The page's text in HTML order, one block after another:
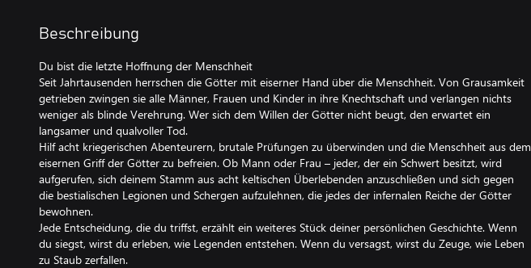
Beschreibung
Du bist die letzte Hoffnung der Menschheit
Seit Jahrtausenden herrschen die Götter mit eiserner Hand über die Menschheit. Von Grausamkeit
getrieben zwingen sie alle Männer, Frauen und Kinder in ihre Knechtschaft und verlangen nichts
weniger als blinde Verehrung. Wer sich dem Willen der Götter nicht beugt, den erwartet ein
langsamer und qualvoller Tod.
Hilf acht kriegerischen Abenteurern, brutale Prüfungen zu überwinden und die Menschheit aus dem
eisernen Griff der Götter zu befreien. Ob Mann oder Frau – jeder, der ein Schwert besitzt, wird
aufgerufen, sich deinem Stamm aus acht keltischen Überlebenden anzuschließen und sich gegen
die bestialischen Legionen und Schergen aufzulehnen, die jedes der infernalen Reiche der Götter
bewohnen.
Jede Entscheidung, die du triffst, erzählt ein weiteres Stück deiner persönlichen Geschichte. Wenn
du siegst, wirst du erleben, wie Legenden entstehen. Wenn du versagst, wirst du Zeuge, wie Leben
zu Staub zerfallen.